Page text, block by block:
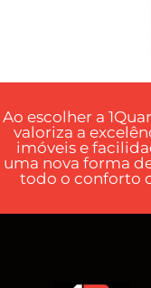
Ao escolher a
valoriza a
imóveis e
uma nova forma
todo o conforto